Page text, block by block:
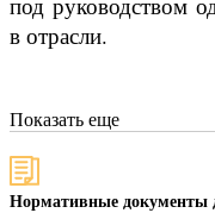
в отрасли.
Показать еще
Нормативные документы